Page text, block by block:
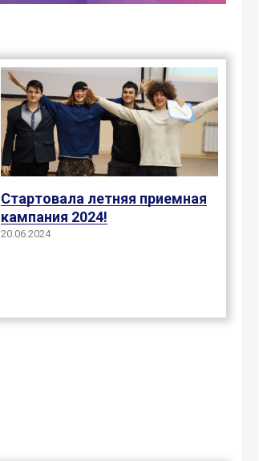
Стартовала летняя приемная
кампания 2024!
20.06.2024